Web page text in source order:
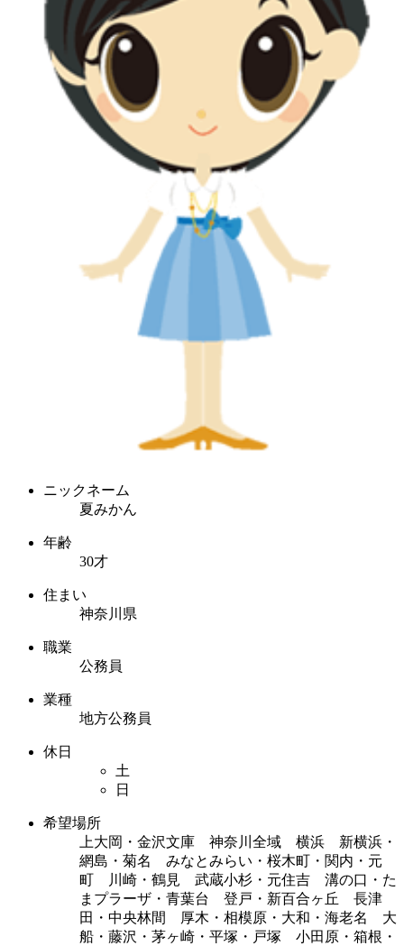
ニックネーム
夏みかん
年齢
30才
住まい
神奈川県
職業
公務員
業種
地方公務員
休日
土
日
希望場所
上大岡・金沢文庫 神奈川全域 横浜 新横浜・
網島・菊名 みなとみらい・桜木町・関内・元
町 川崎・鶴見 武蔵小杉・元住吉 溝の口・た
まプラーザ・青葉台 登戸・新百合ヶ丘 長津
田・中央林間 厚木・相模原・大和・海老名 大
船・藤沢・茅ヶ崎・平塚・戸塚 小田原・箱根・